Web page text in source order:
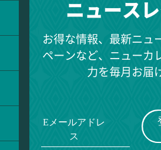
ニュース
お得な情報、最新ニュ
ペーンなど、ニューカ
力を毎月お届
Eメールアドレ
ス